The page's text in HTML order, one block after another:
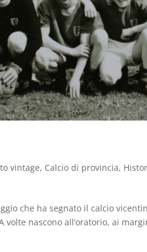
vintage, Calcio di provincia,
che ha segnato il calcio
volte nascono all’oratorio, ai